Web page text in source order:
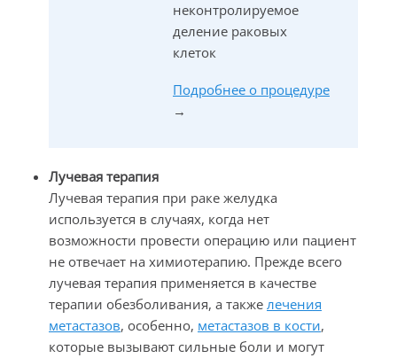
неконтролируемое
деление раковых
клеток
Подробнее о процедуре
→
Лучевая терапия
Лучевая терапия при раке желудка
используется в случаях, когда нет
возможности провести операцию или пациент
не отвечает на химиотерапию. Прежде всего
лучевая терапия применяется в качестве
терапии обезболивания, а также лечения
метастазов, особенно, метастазов в кости,
которые вызывают сильные боли и могут